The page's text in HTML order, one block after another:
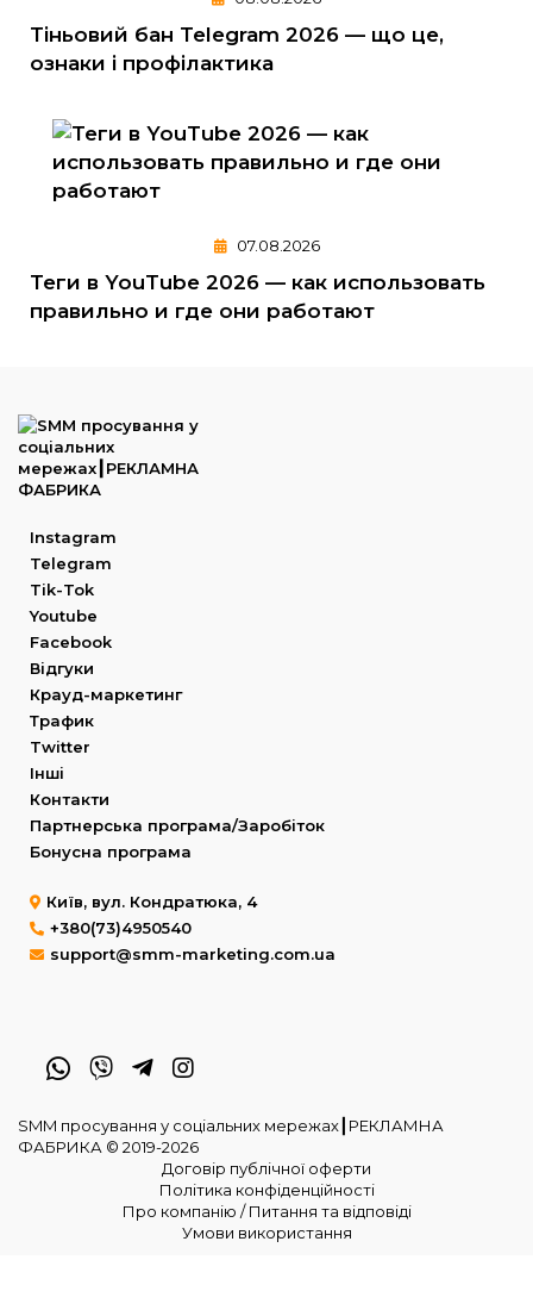
Тіньовий бан Telegram 2026 — що це,
ознаки і профілактика
07.08.2026
Теги в YouTube 2026 — как использовать
правильно и где они работают
Instagram
Telegram
Tik-Tok
Youtube
Facebook
Відгуки
Крауд-маркетинг
Трафик
Twitter
Інші
Контакти
Партнерська програма/Заробіток
Бонусна програма
Київ, вул. Кондратюка, 4
+380(73)4950540
support@smm-marketing.com.ua
SMM просування у соціальних мережах┃РЕКЛАМНА
ФАБРИКА © 2019-2026
Договір публічної оферти
Політика конфіденційності
Про компанію / Питання та відповіді
Умови використання